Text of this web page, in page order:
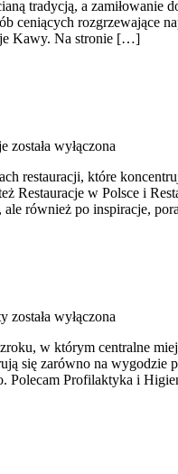
tradycją, a
ceniących rozgrzewające
Kawy. Na stronie […]
została wyłączona
restauracji, które
Restauracje w Polsce i
ale również po inspiracje,
została wyłączona
w którym centralne
się zarówno na
Polecam Profilaktyka i